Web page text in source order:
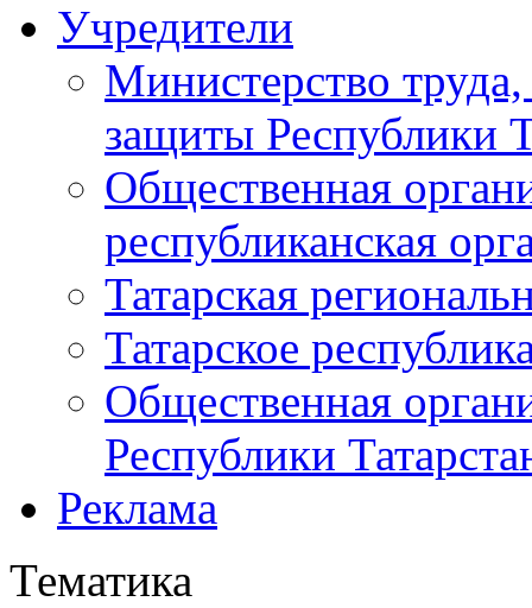
Учредители
Министерство
защиты Республики
Общественная
республиканская
Татарская
Татарское
Общественная
Республики
Реклама
Тематика